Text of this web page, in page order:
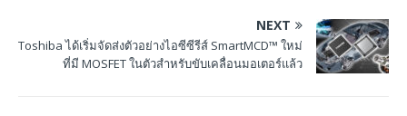
NEXT
Toshiba ได้เริ่มจัดส่งตัวอย่างไอซีซีรีส์ SmartMCD™ ใหม่
ที่มี MOSFET ในตัวสำหรับขับเคลื่อนมอเตอร์แล้ว